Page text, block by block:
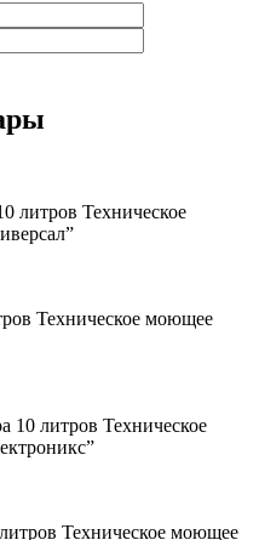
литров Техническое
Техническое моющее
10 литров Техническое
Техническое моющее